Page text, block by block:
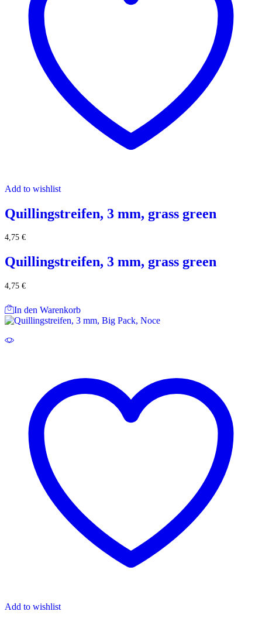
Add to wishlist
Quillingstreifen, 3 mm, grass green
4,75 €
Quillingstreifen, 3 mm, grass green
4,75 €
In den Warenkorb
Add to wishlist